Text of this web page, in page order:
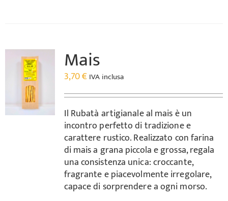
Mais
3,70€ IVA inclusa
Il Rubatà artigianale al mais è un
incontro perfetto di tradizione e
carattere rustico. Realizzato con farina
di mais a grana piccola e grossa, regala
una consistenza unica: croccante,
fragrante e piacevolmente irregolare,
capace di sorprendere a ogni morso.